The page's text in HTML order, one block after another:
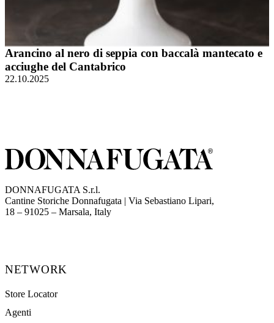
Arancino al nero di seppia con baccalà mantecato e
acciughe del Cantabrico
22.10.2025
DONNAFUGATA S.r.l.
Cantine Storiche Donnafugata | Via Sebastiano Lipari,
18 – 91025 – Marsala, Italy(opens in new tab)
NETWORK
Store Locator
Agenti